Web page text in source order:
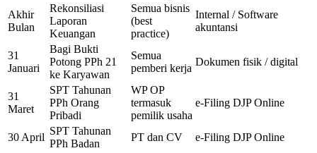
Akhir
Bulan
Rekonsiliasi
Laporan
Keuangan
Semua bisnis
(best
practice)
Internal / Software
akuntansi
31
Januari
Bagi Bukti
Potong PPh 21
ke Karyawan
Semua
pemberi kerja
Dokumen fisik / digital
31
Maret
SPT Tahunan
PPh Orang
Pribadi
WP OP
termasuk
pemilik usaha
e-Filing DJP Online
30 April
SPT Tahunan
PPh Badan
PT dan CV e-Filing DJP Online